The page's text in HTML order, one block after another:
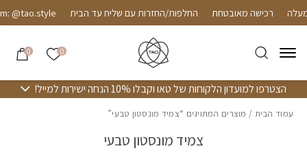
Skip to Contentרכישה מאובטחת החלפות/החזרות עם שליח עד הבית @tao.style
0 הרשימה
0
הצטרפו למועדון הלקוחות של טאו וקבלו 10% הנחה ישירות למייל!
עמוד הבית / מוצרים המתויגים “צמיד מונסטון טבעי”
צמיד מונסטון טבעי
בחזרה למעלה